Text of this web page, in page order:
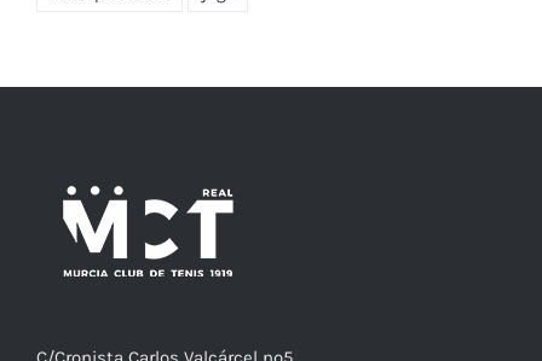
C/Cronista
Carlos Valcárcel nº5